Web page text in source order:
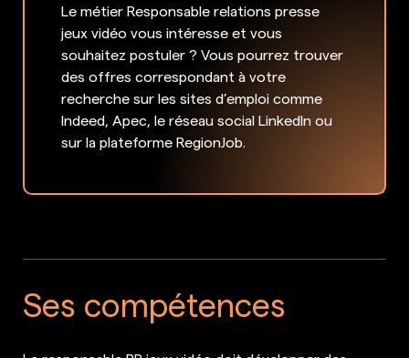
Le métier Responsable relations presse
jeux vidéo vous intéresse et vous
souhaitez postuler ? Vous pourrez trouver
des offres correspondant à votre
recherche sur les sites d’emploi comme
Indeed, Apec, le réseau social LinkedIn ou
sur la plateforme RegionJob.
Ses compétences